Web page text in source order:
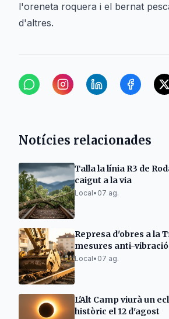
l'oreneta roquera i el bernat
d'altres.
Notícies relacionades
Talla la línia R3 de
caigut a la via
Local• 07 ag.
Represa d'obres a la
mesures anti-vibració
Local• 07 ag.
L'Alt Camp viurà un
històric el 12 d'agost